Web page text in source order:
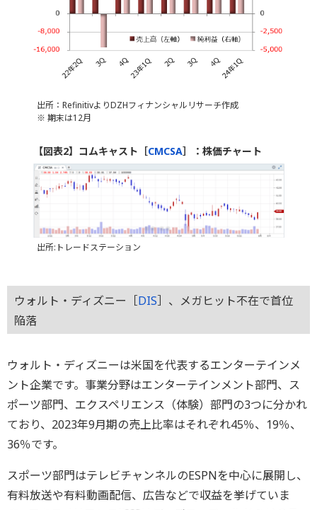
出所：RefinitivよりDZHフィナンシャルリサーチ作成
※ 期末は12月
【図表2】コムキャスト［CMCSA］：株価チャート
出所:トレードステーション
ウォルト・ディズニー［DIS］、メガヒット不在で首位
陥落
ウォルト・ディズニーは米国を代表するエンターテインメ
ント企業です。事業分野はエンターテインメント部門、ス
ポーツ部門、エクスペリエンス（体験）部門の3つに分かれ
ており、2023年9月期の売上比率はそれぞれ45％、19％、
36％です。
スポーツ部門はテレビチャンネルのESPNを中心に展開し、
有料放送や有料動画配信、広告などで収益を挙げていま